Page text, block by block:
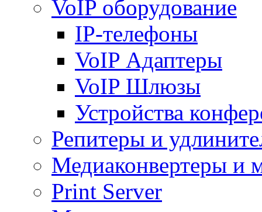
VoIP оборудование
IP-телефоны
VoIP Адаптеры
VoIP Шлюзы
Устройства
Репитеры и
Медиаконвертеры и
Print Server